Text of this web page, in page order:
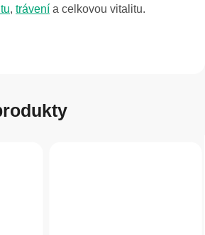
, trávení a celkovou vitalitu.